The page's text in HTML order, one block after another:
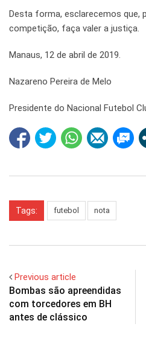
Desta forma, esclarecemos que,
competição, faça valer a justiça.
Manaus, 12 de abril de 2019.
Nazareno Pereira de Melo
Presidente do Nacional Futebol
Tags: futebol nota
Previous article
Bombas são apreendidas
com torcedores em BH
antes de clássico